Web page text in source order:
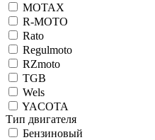
MOTAX
R-MOTO
Rato
Regulmoto
RZmoto
TGB
Wels
YACOTA
Тип двигателя
Бензиновый